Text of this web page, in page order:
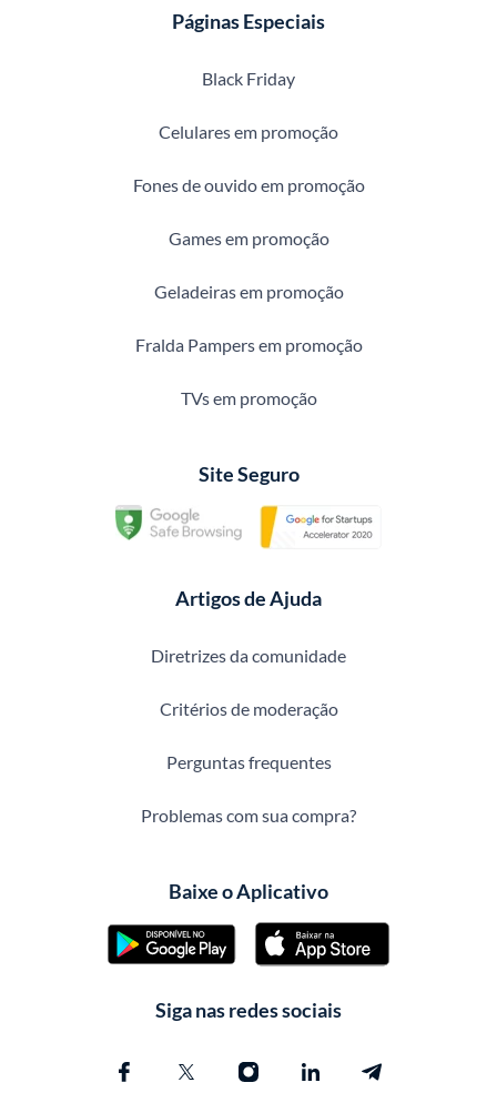
Páginas Especiais
Black Friday
Celulares em promoção
Fones de ouvido em promoção
Games em promoção
Geladeiras em promoção
Fralda Pampers em promoção
TVs em promoção
Site Seguro
Artigos de Ajuda
Diretrizes da comunidade
Critérios de moderação
Perguntas frequentes
Problemas com sua compra?
Baixe o Aplicativo
Siga nas redes sociais